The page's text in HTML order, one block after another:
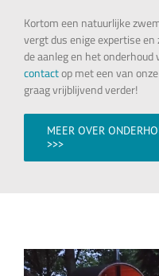
Kortom een natuurlijke
vergt dus enige expertise
de aanleg en het
contactop met een van
graag vrijblijvend verder!
MEER OVER
>>>